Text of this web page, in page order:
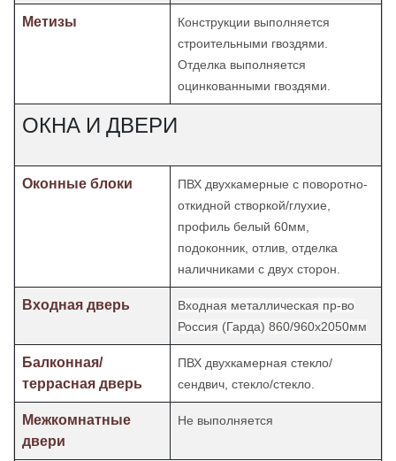
Метизы
Конструкции выполняется
строительными гвоздями.
Отделка выполняется
оцинкованными гвоздями.
ОКНА И ДВЕРИ
Оконные блоки
ПВХ двухкамерные с поворотно-
откидной створкой/глухие,
профиль белый 60мм,
подоконник, отлив, отделка
наличниками с двух сторон.
Входная дверь
Входная металлическая пр-во
Россия (Гарда) 860/960х2050мм
Балконная/
террасная дверь
ПВХ двухкамерная стекло/
сендвич, стекло/стекло.
Межкомнатные
двери
Не выполняется